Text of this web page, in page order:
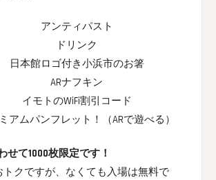
アンティパスト
ドリンク
日本館ロゴ付き小浜市のお箸
ARナフキン
イモトのWiFi割引コード
アムパンフレット！（ARで遊べる）
せて1000枚限定です！
クですが、なくても入場は無料で